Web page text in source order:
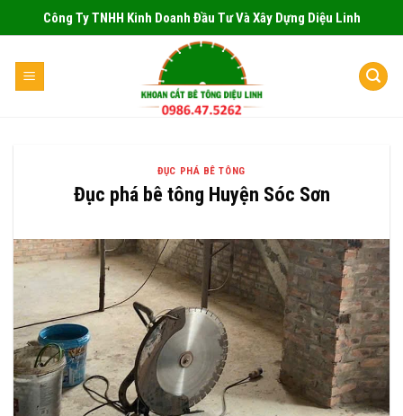
to
Công Ty TNHH Kinh Doanh Đầu Tư Và Xây Dựng Diệu Linh
ĐỤC PHÁ BÊ TÔNG
Đục phá bê tông Huyện Sóc Sơn